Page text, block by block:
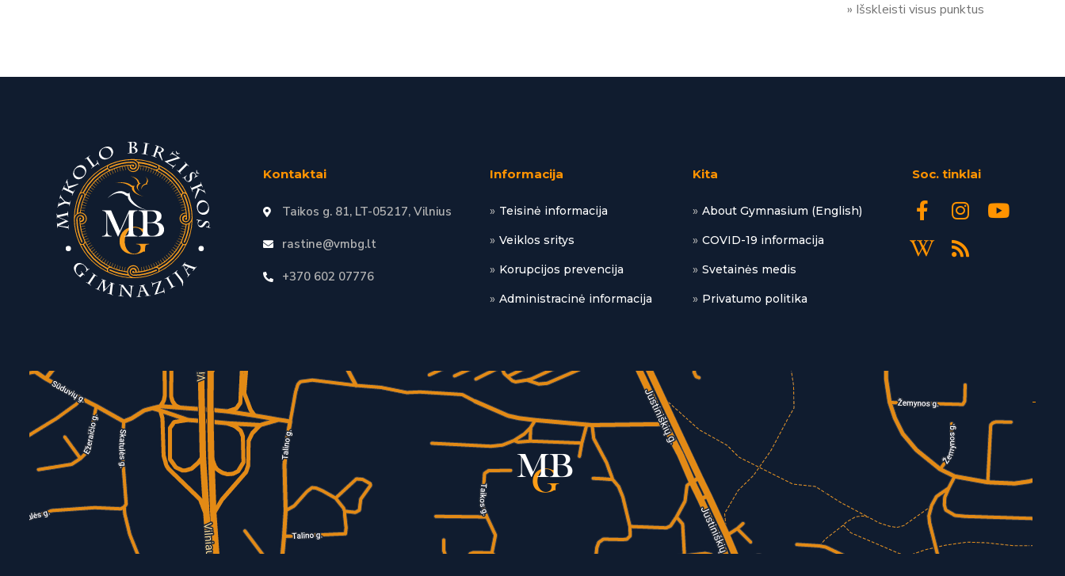
» Išskleisti visus punktus
Kontaktai
Taikos g. 81, LT-05217, Vilnius
rastine@vmbg.lt
+370 602 07776
Informacija
Teisinė informacija
Veiklos sritys
Korupcijos prevencija
Administracinė informacija
Kita
About Gymnasium (English)
COVID-19 informacija
Svetainės medis
Privatumo politika
Soc. tinklai